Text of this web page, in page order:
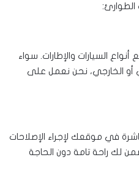
الطوارئ:
أنواع السيارات والإطارات. سواء
أو الخارجي، نحن نعمل على
في موقعك لإجراء الإصلاحات
لك راحة تامة دون الحاجة